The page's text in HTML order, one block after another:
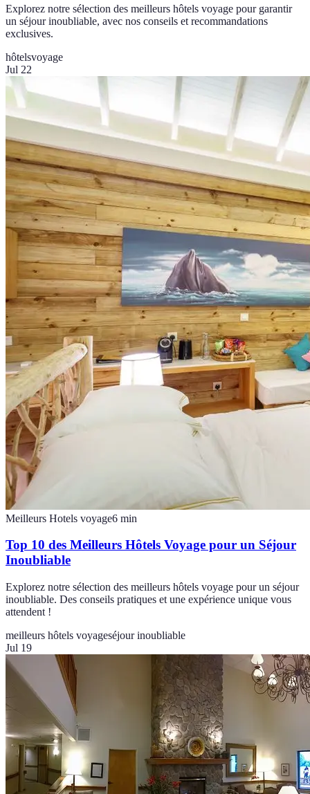
Explorez notre sélection des meilleurs hôtels voyage pour garantir
un séjour inoubliable, avec nos conseils et recommandations
exclusives.
hôtelsvoyage
Jul 22
Meilleurs Hotels voyage6 min
Top 10 des Meilleurs Hôtels Voyage pour un Séjour
Inoubliable
Explorez notre sélection des meilleurs hôtels voyage pour un séjour
inoubliable. Des conseils pratiques et une expérience unique vous
attendent !
meilleurs hôtels voyageséjour inoubliable
Jul 19